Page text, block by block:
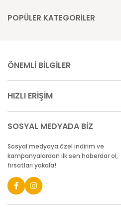
POPÜLER KATEGORİLER
ÖNEMLİ BİLGİLER
HIZLI ERİŞİM
SOSYAL MEDYADA BİZ
Sosyal medyaya özel indirim ve
kampanyalardan ilk sen haberdar ol,
fırsatları yakala!